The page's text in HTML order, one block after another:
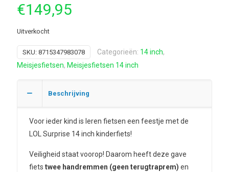
€149,95
Uitverkocht
SKU: 8715347983078 Categorieën: 14 inch,
Meisjesfietsen, Meisjesfietsen 14 inch
Beschrijving
Voor ieder kind is leren fietsen een feestje met de
LOL Surprise 14 inch kinderfiets!
Veiligheid staat voorop! Daarom heeft deze gave
fietstwee handremmen (geen terugtraprem) en